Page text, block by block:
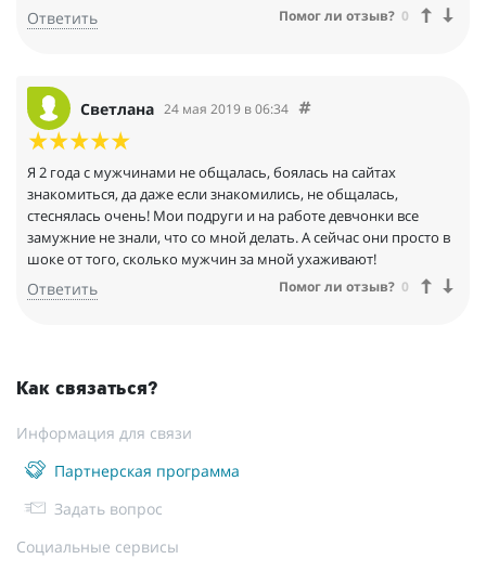
Ответить Помог ли отзыв? 0
Светлана 24 мая 2019 в 06:34
Я 2 года с мужчинами не общалась, боялась на сайтах
знакомиться, да даже если знакомились, не общалась,
стеснялась очень! Мои подруги и на работе девчонки все
замужние не знали, что со мной делать. А сейчас они просто в
шоке от того, сколько мужчин за мной ухаживают!
Ответить Помог ли отзыв? 0
Как связаться?
Информация для связи
Партнерская программа
Задать вопрос
Социальные сервисы